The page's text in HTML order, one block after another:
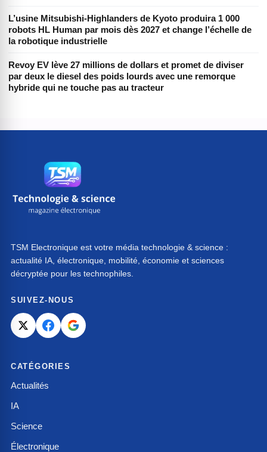
L’usine Mitsubishi-Highlanders de Kyoto produira 1 000
robots HL Human par mois dès 2027 et change l’échelle de
la robotique industrielle
Revoy EV lève 27 millions de dollars et promet de diviser
par deux le diesel des poids lourds avec une remorque
hybride qui ne touche pas au tracteur
TSM Electronique est votre média technologie & science :
actualité IA, électronique, mobilité, économie et sciences
décryptée pour les technophiles.
SUIVEZ-NOUS
CATÉGORIES
Actualités
IA
Science
Électronique